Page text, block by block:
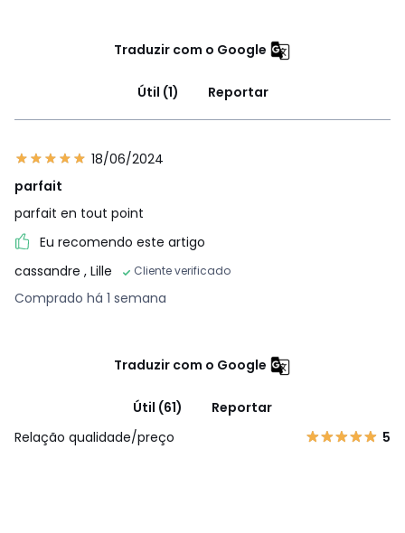
Traduzir com o Google
Útil (1) Reportar
18/06/2024
parfait
parfait en tout point
Eu recomendo este artigo
cassandre , Lille Cliente verificado
Comprado há 1 semana
Traduzir com o Google
Útil (61)
Reportar
Relação qualidade/preço
5